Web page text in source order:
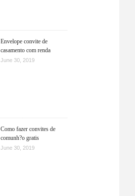
Envelope convite de
casamento com renda
June 30, 2019
Como fazer convites de
comunh?o gratis
June 30, 2019